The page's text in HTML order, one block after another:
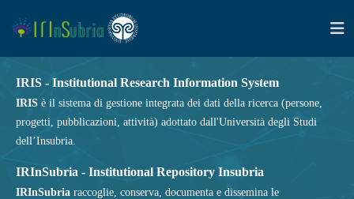
IRIS - Institutional Research Information System
IRIS è il sistema di gestione integrata dei dati della ricerca (persone,
progetti, pubblicazioni, attività) adottato dall'Università degli Studi
dell’Insubria.
IRInSubria - Institutional Repository Insubria
IRInSubria raccoglie, conserva, documenta e dissemina le